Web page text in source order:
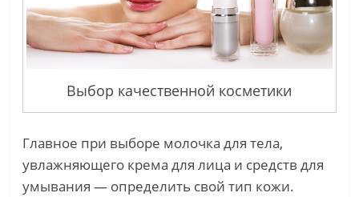
Выбор качественной косметики
Главное при выборе молочка для тела,
увлажняющего крема для лица и средств для
умывания — определить свой тип кожи.